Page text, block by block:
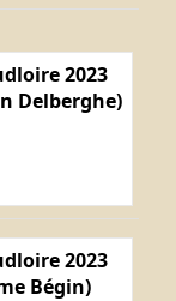
2023
Delberghe)
2023
Bégin)